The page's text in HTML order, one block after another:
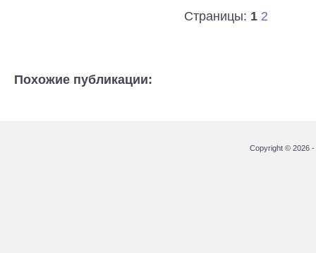
Страницы: 1 2
Похожие публикации:
Copyright © 2026 -